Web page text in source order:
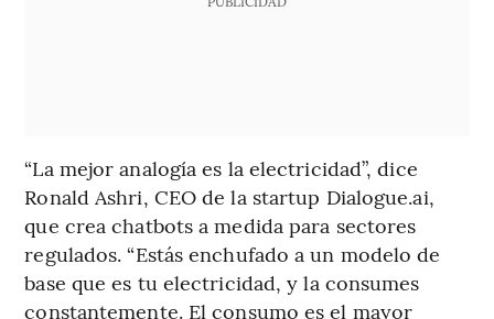
“La mejor analogía es la electricidad”, dice
Ronald Ashri, CEO de la startup Dialogue.ai,
que crea chatbots a medida para sectores
regulados. “Estás enchufado a un modelo de
base que es tu electricidad, y la consumes
constantemente. El consumo es el mayor